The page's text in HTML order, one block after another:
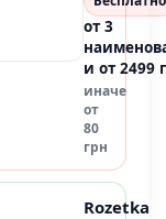
от 3
и от 2499
иначе
от
80
грн
Rozetka